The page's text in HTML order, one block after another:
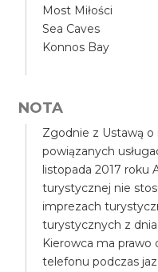
Most Miłości
Sea Caves
Konnos Bay
NOTA
Zgodnie z Ustawą
powiązanych
listopada 2017 roku
turystycznej nie
imprezach
turystycznych z
Kierowca ma prawo
telefonu podczas